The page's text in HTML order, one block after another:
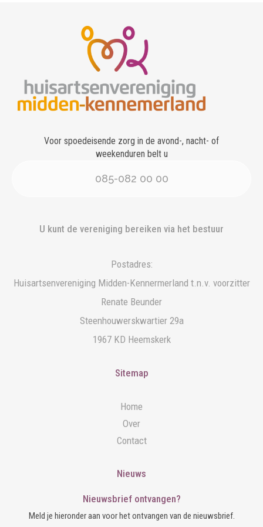
Voor spoedeisende zorg in de avond-, nacht- of
weekenduren belt u
085-082 00 00
U kunt de vereniging bereiken via het bestuur
Postadres:
Huisartsenvereniging Midden-Kennermerland t.n.v. voorzitter
Renate Beunder
Steenhouwerskwartier 29a
1967 KD Heemskerk
Sitemap
Home
Over
Contact
Nieuws
Nieuwsbrief ontvangen?
Meld je hieronder aan voor het ontvangen van de nieuwsbrief.